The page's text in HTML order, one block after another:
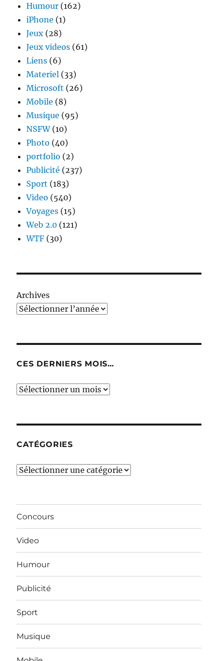
Humour (162)
iPhone (1)
Jeux (28)
Jeux videos (61)
Liens (6)
Materiel (33)
Microsoft (26)
Mobile (8)
Musique (95)
NSFW(10)
Photo (40)
portfolio (2)
Publicité (237)
Sport (183)
Video (540)
Voyages (15)
Web 2.0 (121)
WTF (30)
Archives
CES DERNIERS MOIS…
Ces
CATÉGORIES
Catégories
Concours
Video
Humour
Publicité
Sport
Musique